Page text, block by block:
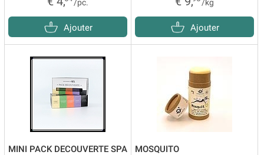
/pc.
Ajouter
/kg
Ajouter
MINI PACK DECOUVERTE SPA MOSQUITO